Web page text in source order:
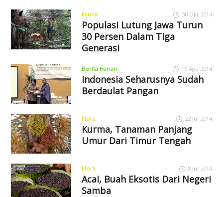
Fauna 30 Okt 2014
Populasi Lutung Jawa Turun
30 Persen Dalam Tiga
Generasi
Berita Harian 19 Agu 2014
Indonesia Seharusnya Sudah
Berdaulat Pangan
Flora 22 Jul 2014
Kurma, Tanaman Panjang
Umur Dari Timur Tengah
Flora 8 Jul 2014
Acai, Buah Eksotis Dari Negeri
Samba